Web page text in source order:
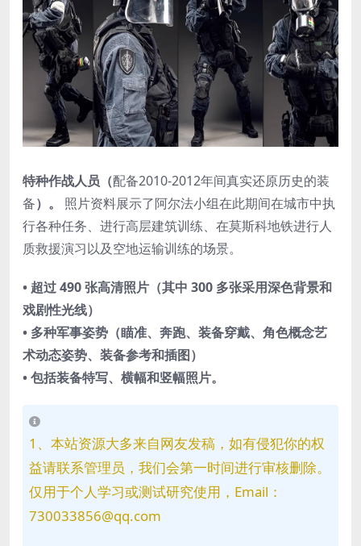
特种作战人员（配备2010-2012年间真实还原历史的装
备）。 照片资料展示了阿尔法小组在此期间在城市中执
行各种任务、进行高层建筑训练、在莫斯科地铁进行人
质救援演习以及空地运输训练的场景。
• 超过 490 张高清照片（其中 300 多张采用深色背景和
戏剧性光线）
• 多种军事姿势（瞄准、奔跑、装备穿戴、角色概念艺
术动态姿势、装备参考和插图）
• 包括装备特写、横幅和竖幅照片。
1、本站资源大多来自网友发稿，如有侵犯你的权
益请联系管理员，我们会第一时间进行审核删除。
仅用于个人学习或测试研究使用，Email：
730033856@qq.com